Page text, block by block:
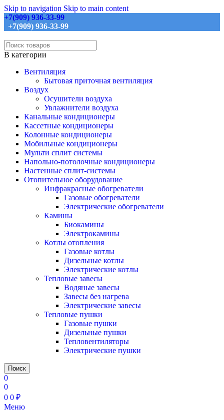
Skip to navigation Skip to main content
+7(909) 936-33-99
+7(909) 936-33-99
В категории
Вентиляция
Бытовая приточная вентиляция
Воздух
Осушители воздуха
Увлажнители воздуха
Канальные кондиционеры
Кассетные кондиционеры
Колонные кондиционеры
Мобильные кондиционеры
Мульти сплит системы
Напольно-потолочные кондиционеры
Настенные сплит-системы
Отопительное оборудование
Инфракрасные обогреватели
Газовые обогреватели
Электрические обогреватели
Камины
Биокамины
Электрокамины
Котлы отопления
Газовые котлы
Дизельные котлы
Электрические котлы
Тепловые завесы
Водяные завесы
Завесы без нагрева
Электрические завесы
Тепловые пушки
Газовые пушки
Дизельные пушки
Тепловентиляторы
Электрические пушки
Поиск
0
0
0 0 ₽
Меню